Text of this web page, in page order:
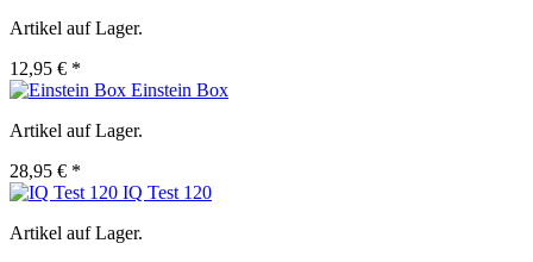
Artikel auf Lager.
12,95 € *
Einstein Box
Artikel auf Lager.
28,95 € *
IQ Test 120
Artikel auf Lager.